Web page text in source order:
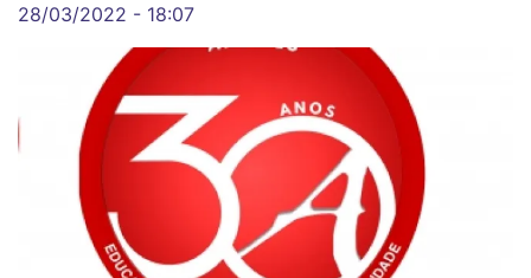
28/03/2022 - 18:07